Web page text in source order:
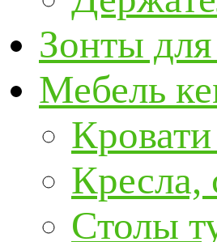
Зонты
Мебель
Кресла,
Столы